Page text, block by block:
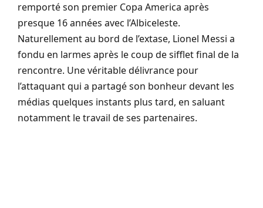
remporté son premier Copa America après
presque 16 années avec l’Albiceleste.
Naturellement au bord de l’extase, Lionel Messi a
fondu en larmes après le coup de sifflet final de la
rencontre. Une véritable délivrance pour
l’attaquant qui a partagé son bonheur devant les
médias quelques instants plus tard, en saluant
notamment le travail de ses partenaires.